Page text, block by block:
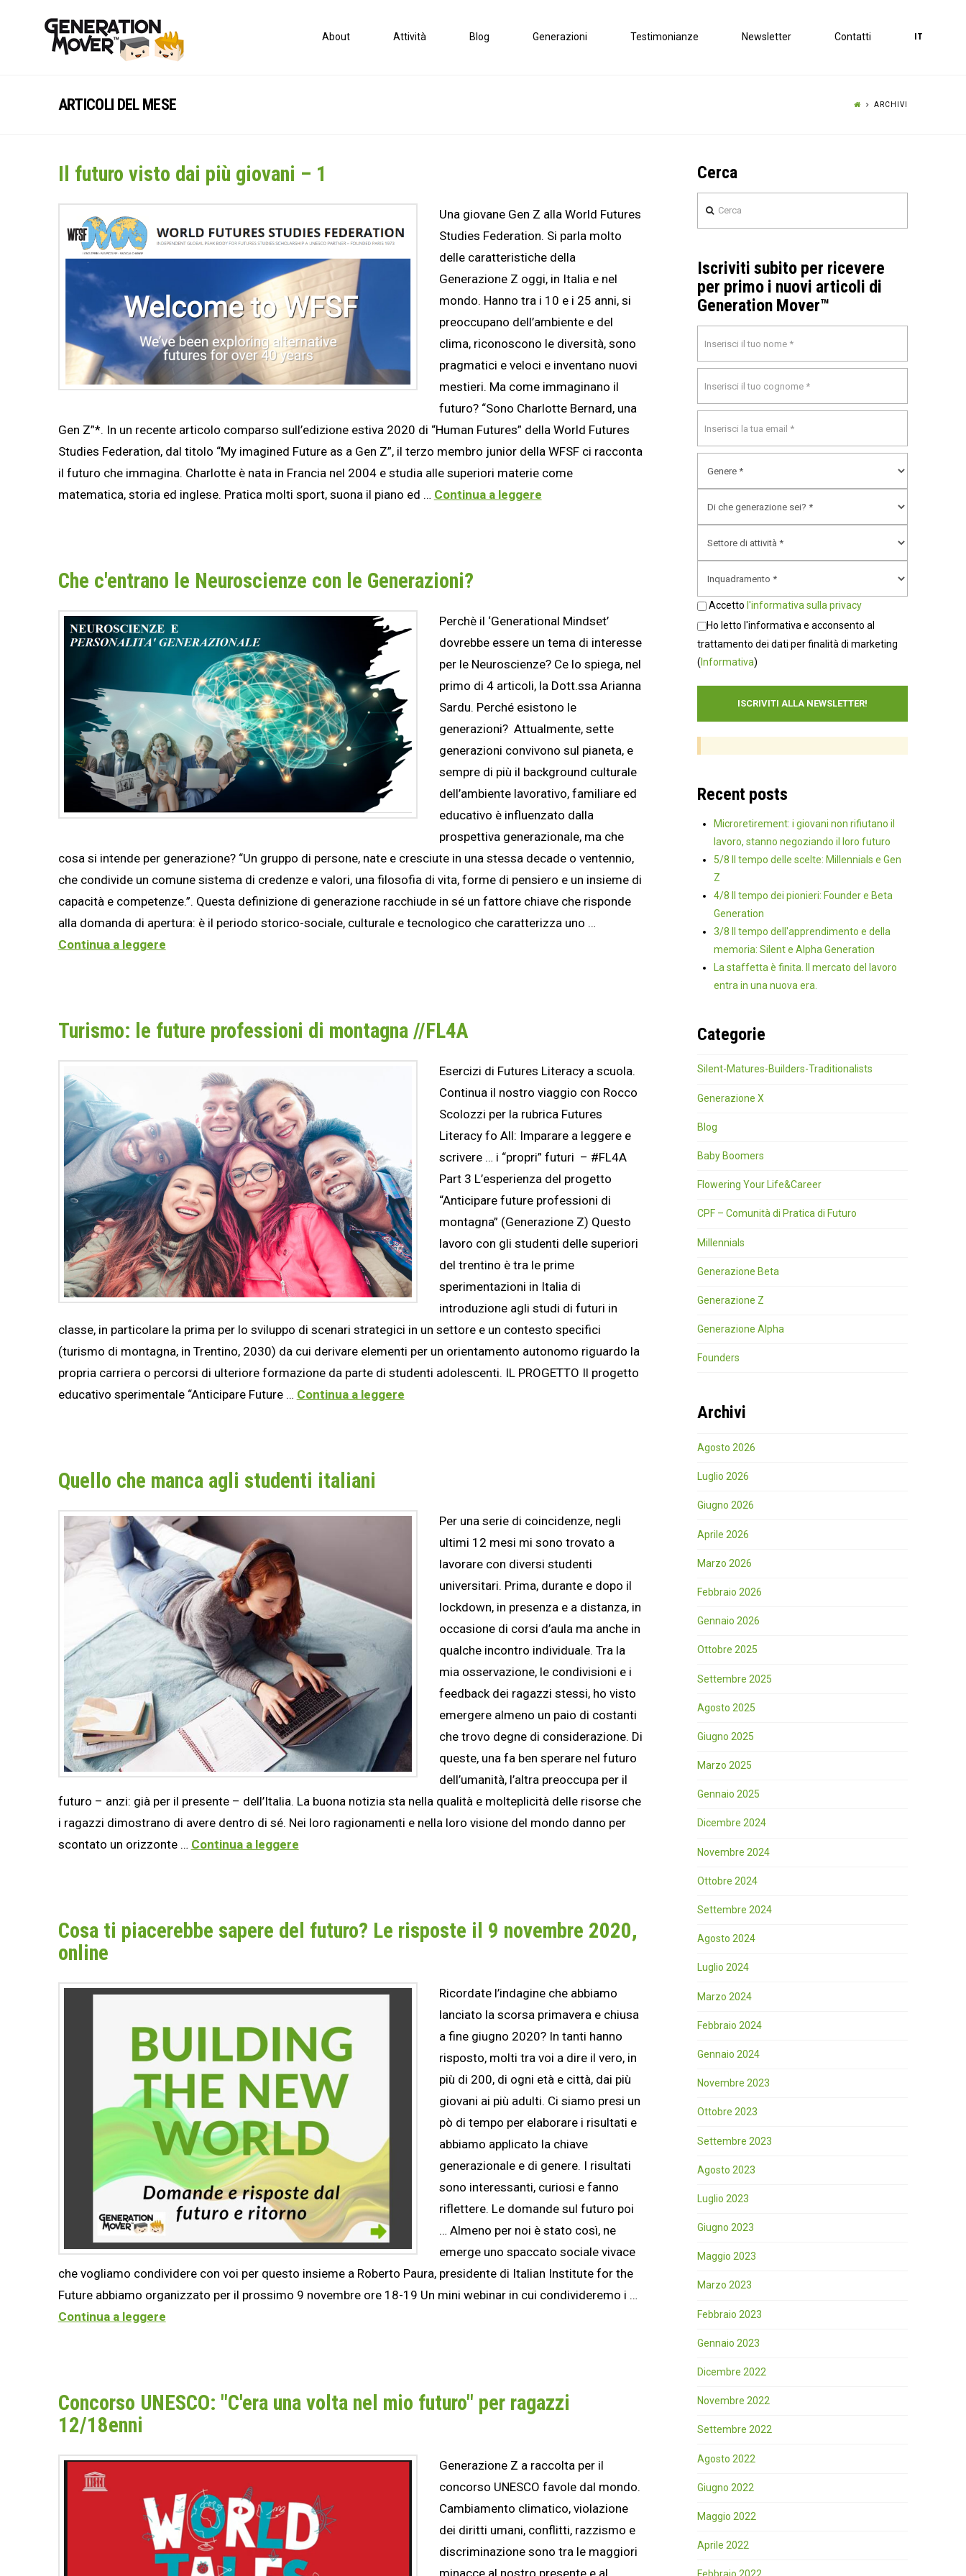
About Attività Blog Generazioni Testimonianze Newsletter Contatti IT
ARTICOLI DEL MESE ARCHIVI
Il futuro visto dai più giovani – 1
Una giovane Gen Z alla World Futures
Studies Federation. Si parla molto
delle caratteristiche della
Generazione Z oggi, in Italia e nel
mondo. Hanno tra i 10 e i 25 anni, si
preoccupano dell’ambiente e del
clima, riconoscono le diversità, sono
pragmatici e veloci e inventano nuovi
mestieri. Ma come immaginano il
futuro? “Sono Charlotte Bernard, una
Gen Z”*. In un recente articolo comparso sull’edizione estiva 2020 di “Human Futures” della World Futures
Studies Federation, dal titolo “My imagined Future as a Gen Z”, il terzo membro junior della WFSF ci racconta
il futuro che immagina. Charlotte è nata in Francia nel 2004 e studia alle superiori materie come
matematica, storia ed inglese. Pratica molti sport, suona il piano ed … Continua a leggere
Che c'entrano le Neuroscienze con le Generazioni?
Perchè il ‘Generational Mindset’
dovrebbe essere un tema di interesse
per le Neuroscienze? Ce lo spiega, nel
primo di 4 articoli, la Dott.ssa Arianna
Sardu. Perché esistono le
generazioni? Attualmente, sette
generazioni convivono sul pianeta, e
sempre di più il background culturale
dell’ambiente lavorativo, familiare ed
educativo è influenzato dalla
prospettiva generazionale, ma che
cosa si intende per generazione? “Un gruppo di persone, nate e cresciute in una stessa decade o ventennio,
che condivide un comune sistema di credenze e valori, una filosofia di vita, forme di pensiero e un insieme di
capacità e competenze.”. Questa definizione di generazione racchiude in sé un fattore chiave che risponde
alla domanda di apertura: è il periodo storico-sociale, culturale e tecnologico che caratterizza uno …
Continua a leggere
Turismo: le future professioni di montagna //FL4A
Esercizi di Futures Literacy a scuola.
Continua il nostro viaggio con Rocco
Scolozzi per la rubrica Futures
Literacy fo All: Imparare a leggere e
scrivere … i “propri” futuri – #FL4A
Part 3 L’esperienza del progetto
“Anticipare future professioni di
montagna” (Generazione Z) Questo
lavoro con gli studenti delle superiori
del trentino è tra le prime
sperimentazioni in Italia di
introduzione agli studi di futuri in
classe, in particolare la prima per lo sviluppo di scenari strategici in un settore e un contesto specifici
(turismo di montagna, in Trentino, 2030) da cui derivare elementi per un orientamento autonomo riguardo la
propria carriera o percorsi di ulteriore formazione da parte di studenti adolescenti. IL PROGETTO Il progetto
educativo sperimentale “Anticipare Future … Continua a leggere
Quello che manca agli studenti italiani
Per una serie di coincidenze, negli
ultimi 12 mesi mi sono trovato a
lavorare con diversi studenti
universitari. Prima, durante e dopo il
lockdown, in presenza e a distanza, in
occasione di corsi d’aula ma anche in
qualche incontro individuale. Tra la
mia osservazione, le condivisioni e i
feedback dei ragazzi stessi, ho visto
emergere almeno un paio di costanti
che trovo degne di considerazione. Di
queste, una fa ben sperare nel futuro
dell’umanità, l’altra preoccupa per il
futuro – anzi: già per il presente – dell’Italia. La buona notizia sta nella qualità e molteplicità delle risorse che
i ragazzi dimostrano di avere dentro di sé. Nei loro ragionamenti e nella loro visione del mondo danno per
scontato un orizzonte … Continua a leggere
Cosa ti piacerebbe sapere del futuro? Le risposte il 9 novembre 2020,
online
Ricordate l’indagine che abbiamo
lanciato la scorsa primavera e chiusa
a fine giugno 2020? In tanti hanno
risposto, molti tra voi a dire il vero, in
più di 200, di ogni età e città, dai più
giovani ai più adulti. Ci siamo presi un
pò di tempo per elaborare i risultati e
abbiamo applicato la chiave
generazionale e di genere. I risultati
sono interessanti, curiosi e fanno
riflettere. Le domande sul futuro poi
… Almeno per noi è stato così, ne
emerge uno spaccato sociale vivace
che vogliamo condividere con voi per questo insieme a Roberto Paura, presidente di Italian Institute for the
Future abbiamo organizzato per il prossimo 9 novembre ore 18-19 Un mini webinar in cui condivideremo i …
Continua a leggere
Concorso UNESCO: "C'era una volta nel mio futuro" per ragazzi
12/18enni
Generazione Z a raccolta per il
concorso UNESCO favole dal mondo.
Cambiamento climatico, violazione
dei diritti umani, conflitti, razzismo e
discriminazione sono tra le maggiori
minacce al nostro presente e al
Cerca
Iscriviti subito per ricevere
per primo i nuovi articoli di
Generation Mover™
Accetto l'informativa sulla privacy
Ho letto l'informativa e acconsento al
trattamento dei dati per finalità di marketing
( Informativa)
Recent posts
Microretirement: i giovani non rifiutano il
lavoro, stanno negoziando il loro futuro
5/8 Il tempo delle scelte: Millennials e Gen
Z
4/8 Il tempo dei pionieri: Founder e Beta
Generation
3/8 Il tempo dell'apprendimento e della
memoria: Silent e Alpha Generation
La staffetta è finita. Il mercato del lavoro
entra in una nuova era.
Categorie
Silent-Matures-Builders-Traditionalists
Generazione X
Blog
Baby Boomers
Flowering Your Life&Career
CPF – Comunità di Pratica di Futuro
Millennials
Generazione Beta
Generazione Z
Generazione Alpha
Founders
Archivi
Agosto 2026
Luglio 2026
Giugno 2026
Aprile 2026
Marzo 2026
Febbraio 2026
Gennaio 2026
Ottobre 2025
Settembre 2025
Agosto 2025
Giugno 2025
Marzo 2025
Gennaio 2025
Dicembre 2024
Novembre 2024
Ottobre 2024
Settembre 2024
Agosto 2024
Luglio 2024
Marzo 2024
Febbraio 2024
Gennaio 2024
Novembre 2023
Ottobre 2023
Settembre 2023
Agosto 2023
Luglio 2023
Giugno 2023
Maggio 2023
Marzo 2023
Febbraio 2023
Gennaio 2023
Dicembre 2022
Novembre 2022
Settembre 2022
Agosto 2022
Giugno 2022
Maggio 2022
Aprile 2022